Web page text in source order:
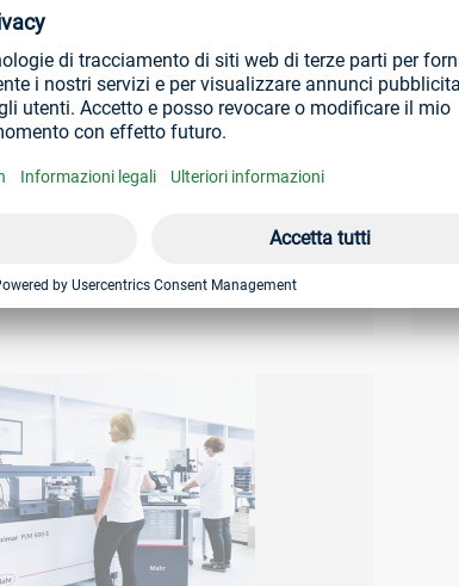
la collaborazione basata sulla fiducia con i
di fissaggio con molta cura e l’intento di
niente al caso in materia di qualità, la
del prodotto
di produzione sono certificati in tutto il
le